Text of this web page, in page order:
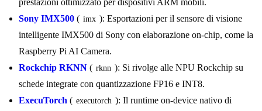
prestazioni ottimizzato per dispositivi ARM mobili.
Sony IMX500 ( imx ): Esportazioni per il sensore di visione
intelligente IMX500 di Sony con elaborazione on-chip, come la
Raspberry Pi AI Camera.
Rockchip RKNN ( rknn ): Si rivolge alle NPU Rockchip su
schede integrate con quantizzazione FP16 e INT8.
ExecuTorch ( executorch ): Il runtime on-device nativo di